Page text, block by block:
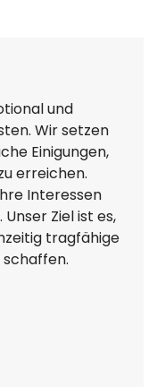
und
Wir setzen
Einigungen,
erreichen.
Interessen
Ziel ist es,
tragfähige
schaffen.